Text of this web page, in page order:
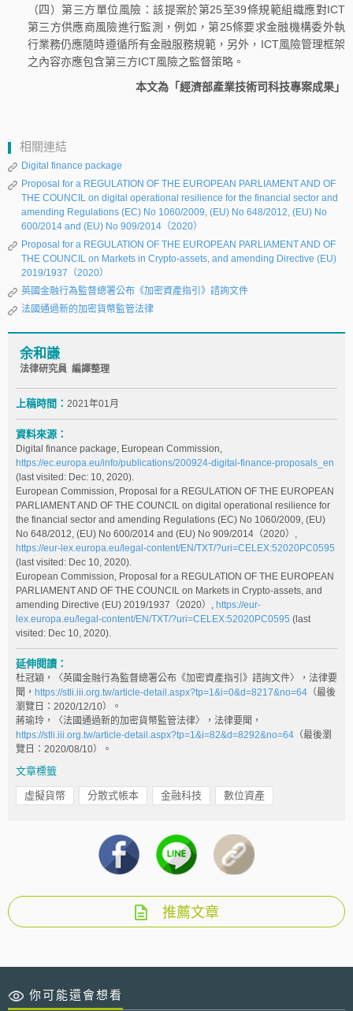
（四）第三方單位風險：該提案於第25至39條規範組織應對ICT
第三方供應商風險進行監測，例如，第25條要求金融機構委外執
行業務仍應隨時遵循所有金融服務規範，另外，ICT風險管理框架
之內容亦應包含第三方ICT風險之監督策略。
本文為「經濟部產業技術司科技專案成果」
相關連結
Digital finance package
Proposal for a REGULATION OF THE EUROPEAN PARLIAMENT AND OF
THE COUNCIL on digital operational resilience for the financial sector and
amending Regulations (EC) No 1060/2009, (EU) No 648/2012, (EU) No
600/2014 and (EU) No 909/2014（2020）
Proposal for a REGULATION OF THE EUROPEAN PARLIAMENT AND OF
THE COUNCIL on Markets in Crypto-assets, and amending Directive (EU)
2019/1937（2020）
英國金融行為監督總署公布《加密資產指引》諮詢文件
法國通過新的加密貨幣監管法律
余和謙
法律研究員 編譯整理
上稿時間： 2021年01月
資料來源：
Digital finance package, European Commission,
https://ec.europa.eu/info/publications/200924-digital-finance-proposals_en
(last visited: Dec: 10, 2020).
European Commission, Proposal for a REGULATION OF THE EUROPEAN
PARLIAMENT AND OF THE COUNCIL on digital operational resilience for
the financial sector and amending Regulations (EC) No 1060/2009, (EU)
No 648/2012, (EU) No 600/2014 and (EU) No 909/2014（2020）,
https://eur-lex.europa.eu/legal-content/EN/TXT/?uri=CELEX:52020PC0595
(last visited: Dec 10, 2020).
European Commission, Proposal for a REGULATION OF THE EUROPEAN
PARLIAMENT AND OF THE COUNCIL on Markets in Crypto-assets, and
amending Directive (EU) 2019/1937（2020）, https://eur-
lex.europa.eu/legal-content/EN/TXT/?uri=CELEX:52020PC0595 (last
visited: Dec 10, 2020).
延伸閱讀：
杜冠穎，〈英國金融行為監督總署公布《加密資產指引》諮詢文件〉，法律要
聞， https://stli.iii.org.tw/article-detail.aspx?tp=1&i=0&d=8217&no=64 （最後
瀏覽日：2020/12/10）。
蔣瑜玲，〈法國通過新的加密貨幣監管法律〉，法律要聞，
https://stli.iii.org.tw/article-detail.aspx?tp=1&i=82&d=8292&no=64 （最後瀏
覽日：2020/08/10）。
文章標籤
虛擬貨幣 分散式帳本 金融科技 數位資產
推薦文章
你可能還會想看